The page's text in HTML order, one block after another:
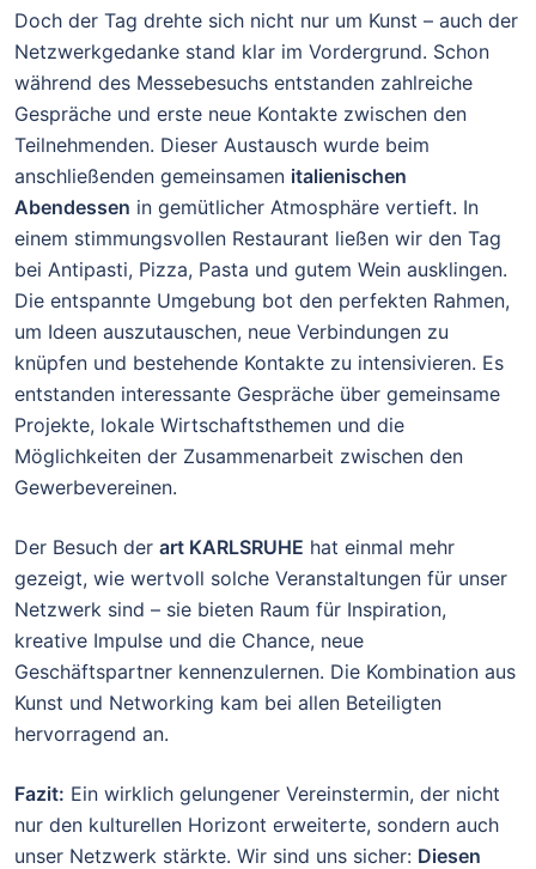
Doch der Tag drehte sich nicht nur um Kunst – auch der
Netzwerkgedanke stand klar im Vordergrund. Schon
während des Messebesuchs entstanden zahlreiche
Gespräche und erste neue Kontakte zwischen den
Teilnehmenden. Dieser Austausch wurde beim
anschließenden gemeinsamen italienischen
Abendessen in gemütlicher Atmosphäre vertieft. In
einem stimmungsvollen Restaurant ließen wir den Tag
bei Antipasti, Pizza, Pasta und gutem Wein ausklingen.
Die entspannte Umgebung bot den perfekten Rahmen,
um Ideen auszutauschen, neue Verbindungen zu
knüpfen und bestehende Kontakte zu intensivieren. Es
entstanden interessante Gespräche über gemeinsame
Projekte, lokale Wirtschaftsthemen und die
Möglichkeiten der Zusammenarbeit zwischen den
Gewerbevereinen.
Der Besuch der art KARLSRUHE hat einmal mehr
gezeigt, wie wertvoll solche Veranstaltungen für unser
Netzwerk sind – sie bieten Raum für Inspiration,
kreative Impulse und die Chance, neue
Geschäftspartner kennenzulernen. Die Kombination aus
Kunst und Networking kam bei allen Beteiligten
hervorragend an.
Fazit: Ein wirklich gelungener Vereinstermin, der nicht
nur den kulturellen Horizont erweiterte, sondern auch
unser Netzwerk stärkte. Wir sind uns sicher: Diesen